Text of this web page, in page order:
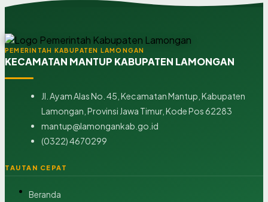
PEMERINTAH KABUPATEN LAMONGAN
KECAMATAN MANTUP KABUPATEN LAMONGAN
Jl. Ayam Alas No. 45, Kecamatan Mantup, Kabupaten
Lamongan, Provinsi Jawa Timur, Kode Pos 62283
mantup@lamongankab.go.id
(0322) 4670299
TAUTAN CEPAT
Beranda